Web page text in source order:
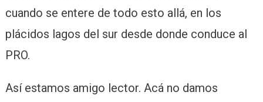
cuando se entere de todo esto allá, en los
plácidos lagos del sur desde donde conduce al
PRO.
Así estamos amigo lector. Acá no damos